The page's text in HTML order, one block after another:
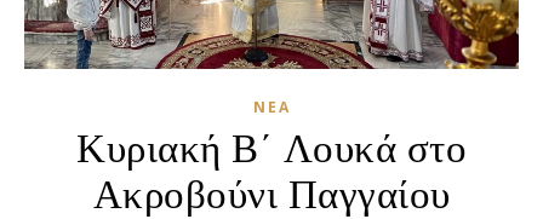
ΝΈΑ
Κυριακή Β΄ Λουκά στο
Ακροβούνι Παγγαίου